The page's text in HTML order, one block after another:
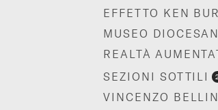
EFFETTO KEN
MUSEO
REALTÀ
SEZIONI SOTTILI 2
VINCENZO